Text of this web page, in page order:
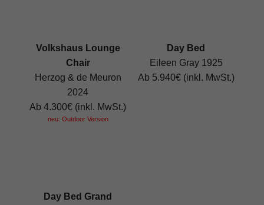
Volkshaus Lounge
Chair
Herzog & de Meuron
2024
Ab 4.300€ (inkl. MwSt.)
neu: Outdoor Version
Day Bed
Eileen Gray 1925
Ab 5.940€ (inkl. MwSt.)
Day Bed Grand